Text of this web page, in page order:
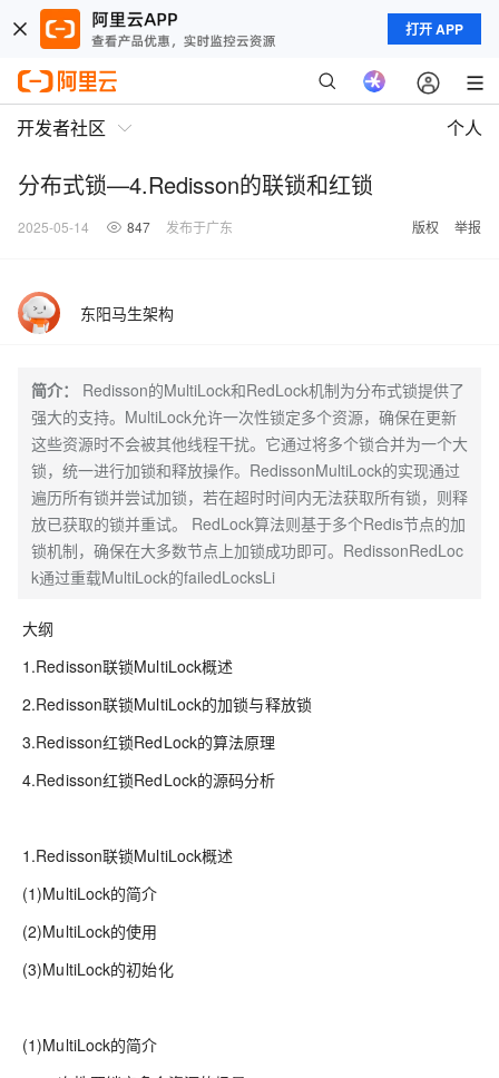
打开 APP
开发者社区 个人
分布式锁—4.Redisson的联锁和红锁
2025-05-14 847 发布于广东 版权 举报
东阳马生架构
简介：
Redisson的MultiLock和RedLock机制为分布式锁提供了
强大的支持。MultiLock允许一次性锁定多个资源，确保在更新
这些资源时不会被其他线程干扰。它通过将多个锁合并为一个大
锁，统一进行加锁和释放操作。RedissonMultiLock的实现通过
遍历所有锁并尝试加锁，若在超时时间内无法获取所有锁，则释
放已获取的锁并重试。 RedLock算法则基于多个Redis节点的加
锁机制，确保在大多数节点上加锁成功即可。RedissonRedLoc
k通过重载MultiLock的failedLocksLi
大纲
1.Redisson联锁MultiLock概述
2.Redisson联锁MultiLock的加锁与释放锁
3.Redisson红锁RedLock的算法原理
4.Redisson红锁RedLock的源码分析
1.Redisson联锁MultiLock概述
(1)MultiLock的简介
(2)MultiLock的使用
(3)MultiLock的初始化
(1)MultiLock的简介